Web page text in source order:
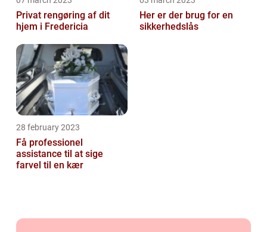
Privat rengøring af dit
hjem i Fredericia
Her er der brug for en
sikkerhedslås
28 february 2023
Få professionel
assistance til at sige
farvel til en kær